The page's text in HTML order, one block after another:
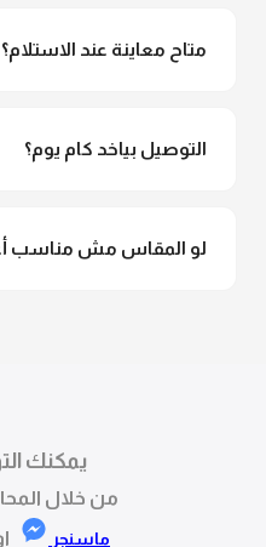
متاح معاينة عند الاستلام؟
التوصيل بياخد كام يوم؟
لو المقاس مش مناسب
يمكنك
من خلال
ماسنجر